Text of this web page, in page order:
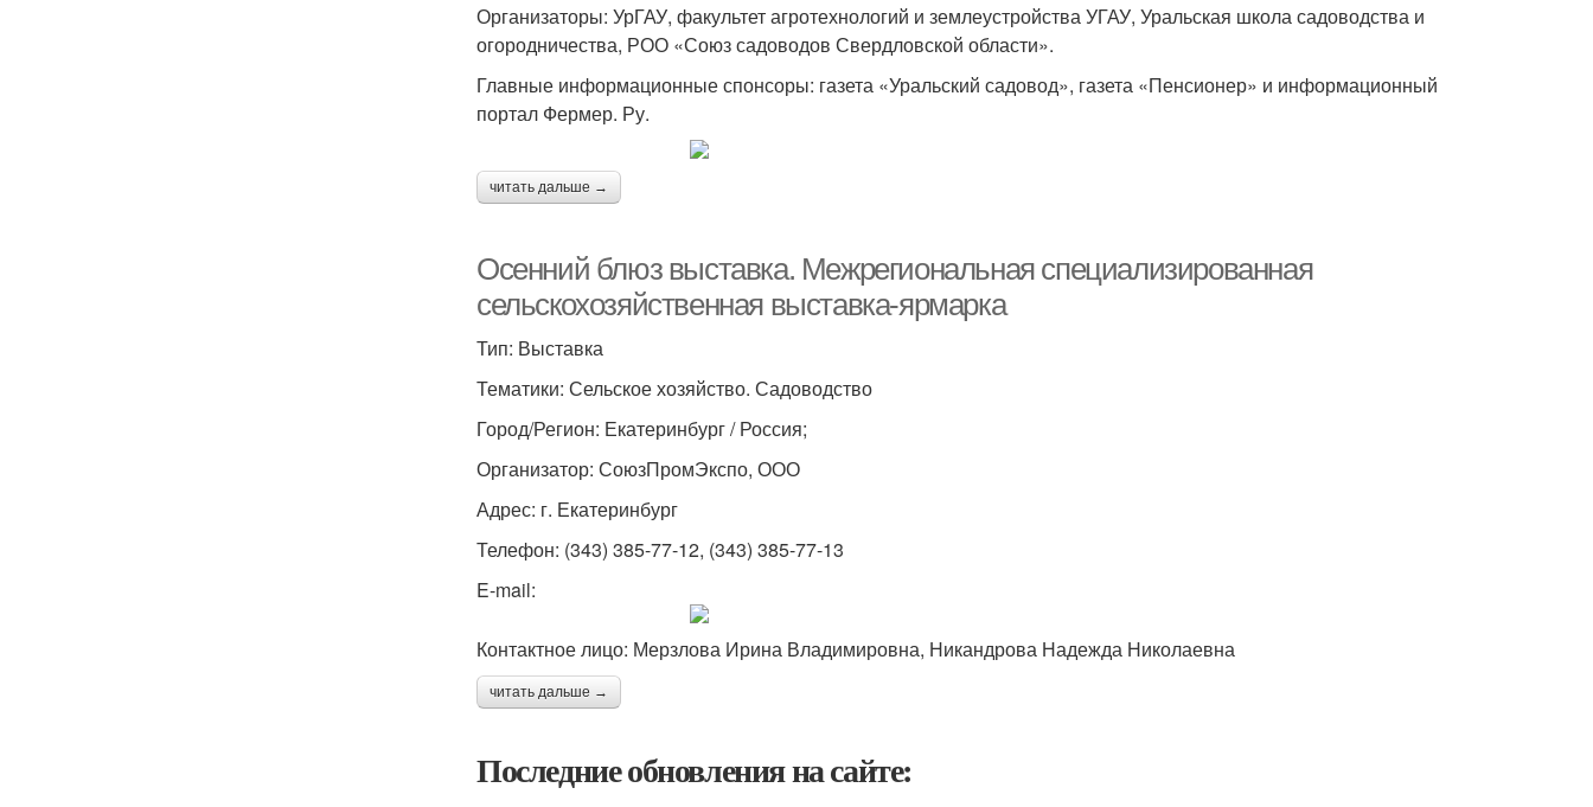
Организаторы: УрГАУ, факультет агротехнологий и землеустройства УГАУ, Уральская школа садоводства и
огородничества, РОО «Союз садоводов Свердловской области».
Главные информационные спонсоры: газета «Уральский садовод», газета «Пенсионер» и информационный
портал Фермер. Ру.
читать дальше →
Осенний блюз выставка. Межрегиональная специализированная
сельскохозяйственная выставка-ярмарка
Тип: Выставка
Тематики: Сельское хозяйство. Садоводство
Город/Регион: Екатеринбург / Россия;
Организатор: СоюзПромЭкспо, ООО
Адрес: г. Екатеринбург
Телефон: (343) 385-77-12, (343) 385-77-13
E-mail:
Контактное лицо: Мерзлова Ирина Владимировна, Никандрова Надежда Николаевна
читать дальше →
Последние обновления на сайте: